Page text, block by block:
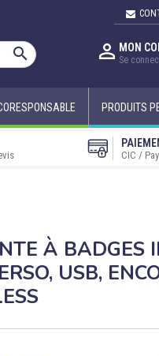
  MON
Se
PRODUITS
CIC /
À BADGES
USB,